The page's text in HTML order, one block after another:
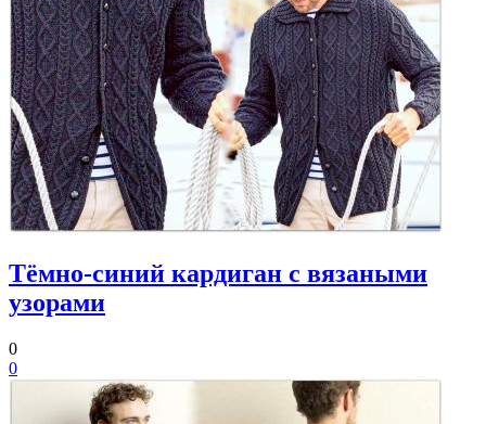
Тёмно-синий кардиган с вязаными
узорами
0
0